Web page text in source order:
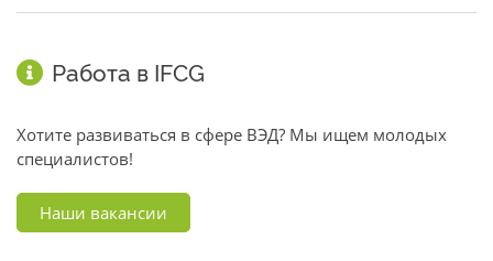
Работа в IFCG
Хотите развиваться в сфере ВЭД? Мы ищем молодых
специалистов!
Наши вакансии